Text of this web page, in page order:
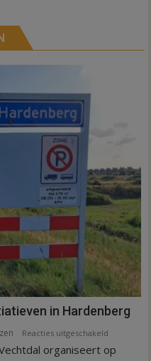
in Hardenberg
Reacties uitgeschakeld
Fietstocht
organiseert op